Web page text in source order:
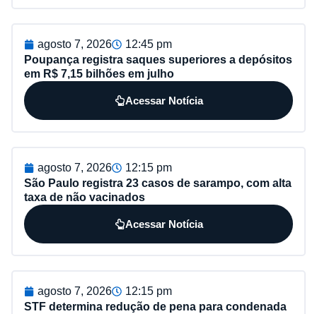
agosto 7, 2026
12:45 pm
Poupança registra saques superiores a depósitos
em R$ 7,15 bilhões em julho
Acessar Notícia
agosto 7, 2026
12:15 pm
São Paulo registra 23 casos de sarampo, com alta
taxa de não vacinados
Acessar Notícia
agosto 7, 2026
12:15 pm
STF determina redução de pena para condenada